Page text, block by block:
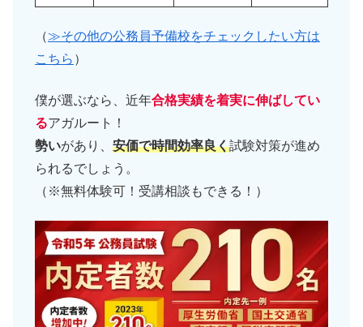
（≫その他の公務員予備校をチェックしたい方は
こちら ）
僕が選ぶなら、近年合格実績を着実に伸ばしてい
るアガルート！
勢いがあり、 安価で時間効率良く試験対策が進め
られるでしょう。
（※無料体験可！受講相談もできる！）